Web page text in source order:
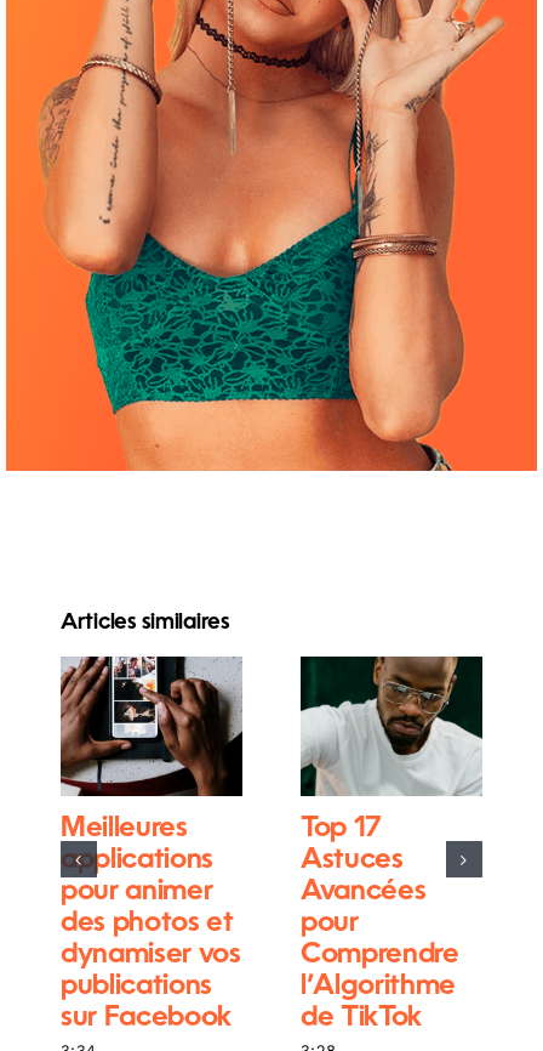
Articles similaires
Meilleures
applications
pour animer
des photos et
dynamiser vos
publications
sur Facebook
Top 17
Astuces
Avancées
pour
Comprendre
l’Algorithme
de TikTok